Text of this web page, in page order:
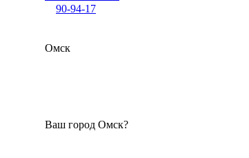
90-94-17
Омск
Ваш город Омск?